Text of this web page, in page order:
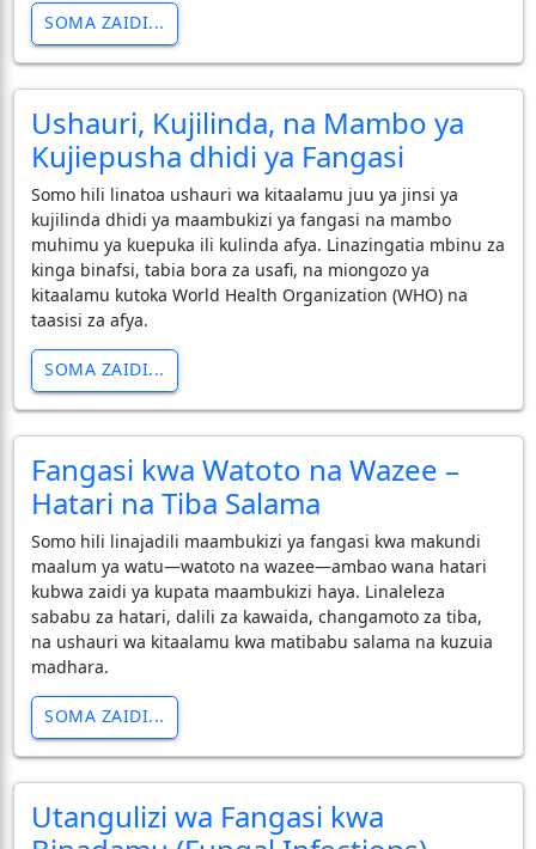
SOMA ZAIDI...
Ushauri, Kujilinda, na Mambo ya
Kujiepusha dhidi ya Fangasi
Somo hili linatoa ushauri wa kitaalamu juu ya jinsi ya
kujilinda dhidi ya maambukizi ya fangasi na mambo
muhimu ya kuepuka ili kulinda afya. Linazingatia mbinu za
kinga binafsi, tabia bora za usafi, na miongozo ya
kitaalamu kutoka World Health Organization (WHO) na
taasisi za afya.
SOMA ZAIDI...
Fangasi kwa Watoto na Wazee –
Hatari na Tiba Salama
Somo hili linajadili maambukizi ya fangasi kwa makundi
maalum ya watu—watoto na wazee—ambao wana hatari
kubwa zaidi ya kupata maambukizi haya. Linaleleza
sababu za hatari, dalili za kawaida, changamoto za tiba,
na ushauri wa kitaalamu kwa matibabu salama na kuzuia
madhara.
SOMA ZAIDI...
Utangulizi wa Fangasi kwa